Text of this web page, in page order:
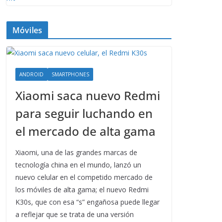
Móviles
ANDROID SMARTPHONES
Xiaomi saca nuevo Redmi
para seguir luchando en
el mercado de alta gama
Xiaomi, una de las grandes marcas de
tecnología china en el mundo, lanzó un
nuevo celular en el competido mercado de
los móviles de alta gama; el nuevo Redmi
K30s, que con esa “s” engañosa puede llegar
a reflejar que se trata de una versión